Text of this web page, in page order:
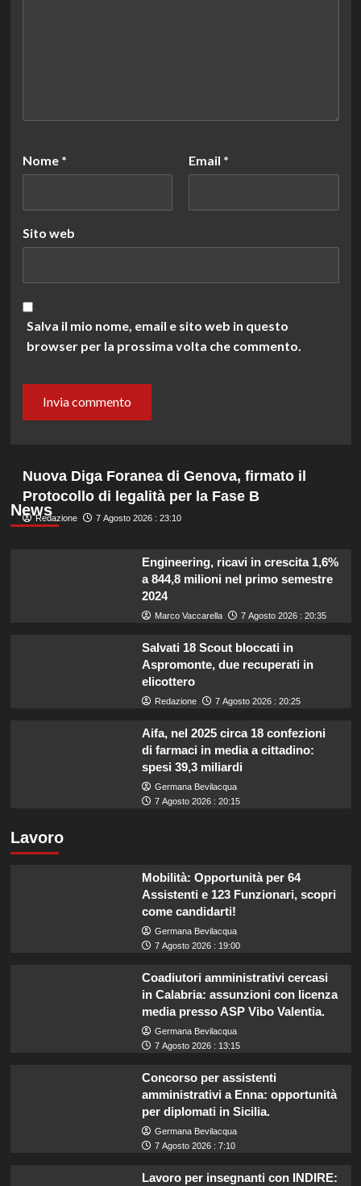
Nome * Email *
Sito web
Salva il mio nome, email e sito web in questo
browser per la prossima volta che commento.
News
Nuova Diga Foranea di Genova, firmato il
Protocollo di legalità per la Fase B
Redazione 7 Agosto 2026 : 23:10
Engineering, ricavi in crescita 1,6%
a 844,8 milioni nel primo semestre
2024
Marco Vaccarella 7 Agosto 2026 : 20:35
Salvati 18 Scout bloccati in
Aspromonte, due recuperati in
elicottero
Redazione 7 Agosto 2026 : 20:25
Aifa, nel 2025 circa 18 confezioni
di farmaci in media a cittadino:
spesi 39,3 miliardi
Germana Bevilacqua
7 Agosto 2026 : 20:15
Lavoro
Mobilità: Opportunità per 64
Assistenti e 123 Funzionari, scopri
come candidarti!
Germana Bevilacqua
7 Agosto 2026 : 19:00
Coadiutori amministrativi cercasi
in Calabria: assunzioni con licenza
media presso ASP Vibo Valentia.
Germana Bevilacqua
7 Agosto 2026 : 13:15
Concorso per assistenti
amministrativi a Enna: opportunità
per diplomati in Sicilia.
Germana Bevilacqua
7 Agosto 2026 : 7:10
Lavoro per insegnanti con INDIRE: